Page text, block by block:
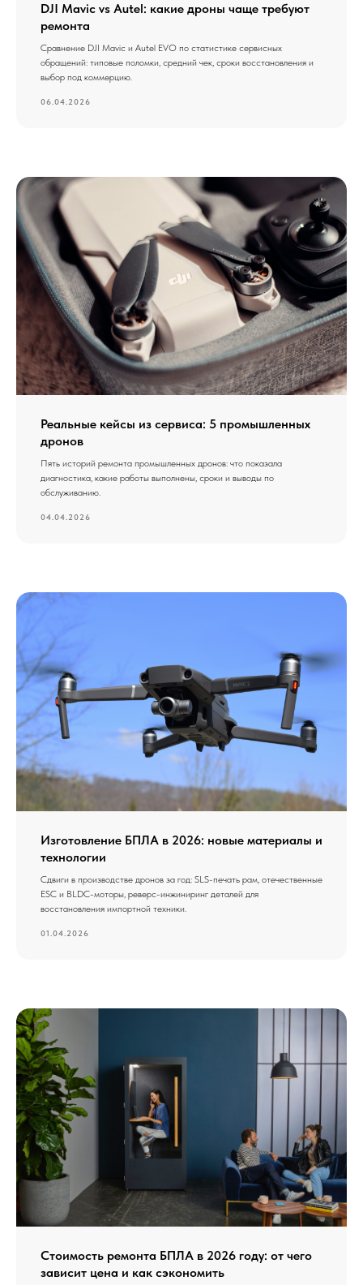
DJI Mavic vs Autel: какие дроны чаще требуют
ремонта
Сравнение DJI Mavic и Autel EVO по статистике сервисных
обращений: типовые поломки, средний чек, сроки восстановления и
выбор под коммерцию.
06.04.2026
Реальные кейсы из сервиса: 5 промышленных
дронов
Пять историй ремонта промышленных дронов: что показала
диагностика, какие работы выполнены, сроки и выводы по
обслуживанию.
04.04.2026
Изготовление БПЛА в 2026: новые материалы и
технологии
Сдвиги в производстве дронов за год: SLS-печать рам, отечественные
ESC и BLDC-моторы, реверс-инжиниринг деталей для
восстановления импортной техники.
01.04.2026
Стоимость ремонта БПЛА в 2026 году: от чего
зависит цена и как сэкономить